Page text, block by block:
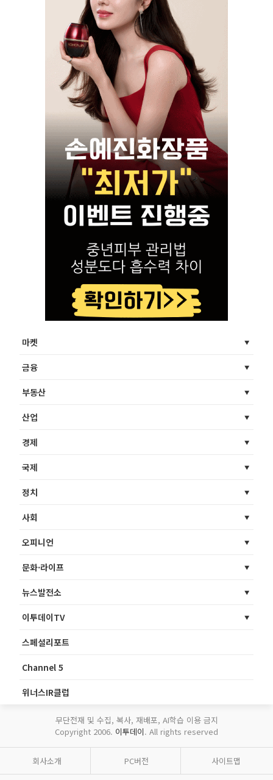
마켓
금융
부동산
산업
경제
국제
정치
사회
오피니언
문화·라이프
뉴스발전소
이투데이TV
스페셜리포트
Channel 5
위너스IR클럽
무단전재 및 수집, 복사, 재배포, AI학습 이용 금지
Copyright 2006. 이투데이. All rights reserved
회사소개 PC버전 사이트맵